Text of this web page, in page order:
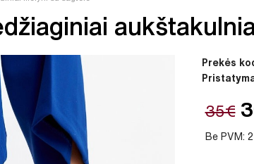
Prekės
35€
Be PVM: